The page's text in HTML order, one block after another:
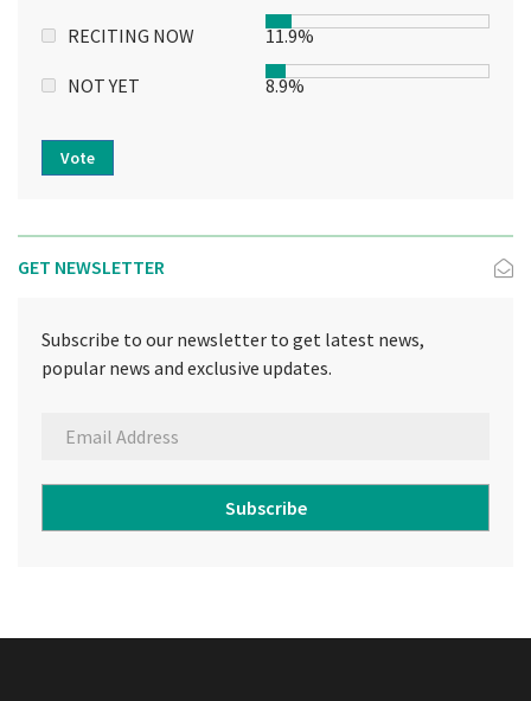
RECITING NOW 11.9%
NOT YET 8.9%
Vote
GET NEWSLETTER
Subscribe to our newsletter to get latest news,
popular news and exclusive updates.
Subscribe